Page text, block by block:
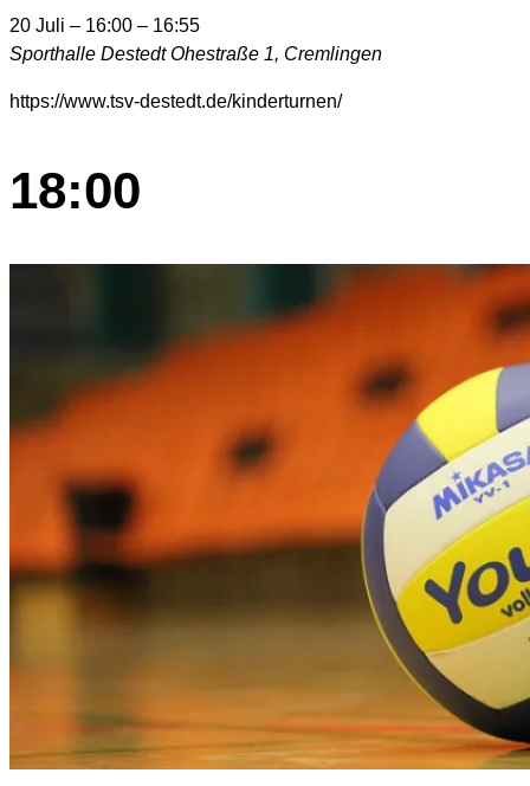
20 Juli – 16:00 – 16:55
Sporthalle DestedtOhestraße 1, Cremlingen
https://www.tsv-destedt.de/kinderturnen/
18:00